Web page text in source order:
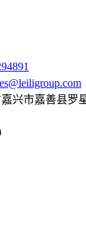
兴市嘉善县罗